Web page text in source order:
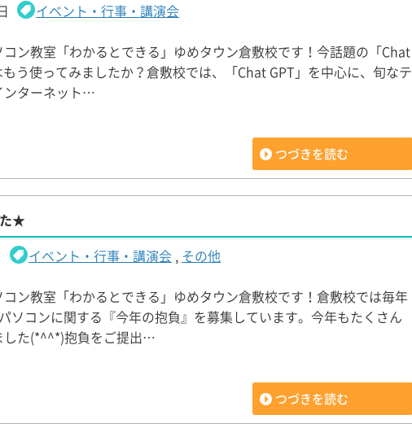
イベント・行事・講演会
コン教室「わかるとできる」ゆめタウン倉敷校です！今話題の「Chat
う使ってみましたか？倉敷校では、「Chat GPT」を中心に、旬なテ
ンターネット…
つづきを読む
★
イベント・行事・講演会 , その他
コン教室「わかるとできる」ゆめタウン倉敷校です！倉敷校では毎年
ソコンに関する『今年の抱負』を募集しています。今年もたくさん
した(*^^*)抱負をご提出…
つづきを読む